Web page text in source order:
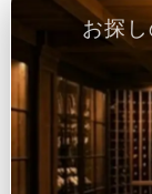
お探